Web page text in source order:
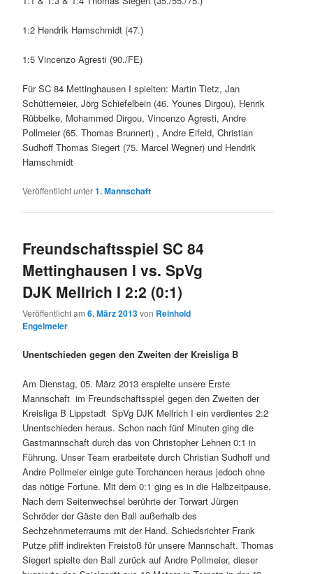
1:2 Hendrik Hamschmidt (47.)
1:5 Vincenzo Agresti (90./FE)
Für SC 84 Mettinghausen I spielten: Martin Tietz, Jan
Schüttemeier, Jörg Schiefelbein (46. Younes Dirgou), Henrik
Rübbelke, Mohammed Dirgou, Vincenzo Agresti, Andre
Pollmeier (65. Thomas Brunnert) , Andre Eifeld, Christian
Sudhoff Thomas Siegert (75. Marcel Wegner) und Hendrik
Hamschmidt
Veröffentlicht unter1. Mannschaft
Freundschaftsspiel SC 84
Mettinghausen I vs. SpVg
DJK Mellrich I 2:2 (0:1)
Veröffentlicht am6. März 2013von Reinhold
Engelmeier
Unentschieden gegen den Zweiten der Kreisliga B
Am Dienstag, 05. März 2013 erspielte unsere Erste
Mannschaft im Freundschaftsspiel gegen den Zweiten der
Kreisliga B Lippstadt SpVg DJK Mellrich I ein verdientes 2:2
Unentschieden heraus. Schon nach fünf Minuten ging die
Gastmannschaft durch das von Christopher Lehnen 0:1 in
Führung. Unser Team erarbeitete durch Christian Sudhoff und
Andre Pollmeier einige gute Torchancen heraus jedoch ohne
das nötige Fortune. Mit dem 0:1 ging es in die Halbzeitpause.
Nach dem Seitenwechsel berührte der Torwart Jürgen
Schröder der Gäste den Ball außerhalb des
Sechzehnmeterraums mit der Hand. Schiedsrichter Frank
Putze pfiff indirekten Freistoß für unsere Mannschaft. Thomas
Siegert spielte den Ball zurück auf Andre Pollmeier, dieser